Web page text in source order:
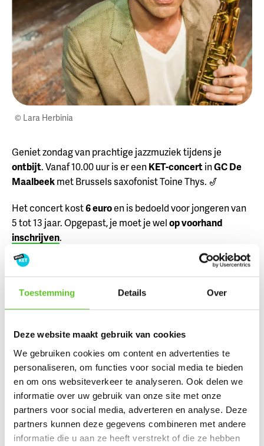
Toestemming Details Over
Deze website maakt gebruik van cookies
We gebruiken cookies om content en advertenties te
personaliseren, om functies voor social media te bieden
en om ons websiteverkeer te analyseren. Ook delen we
informatie over uw gebruik van onze site met onze
partners voor social media, adverteren en analyse. Deze
partners kunnen deze gegevens combineren met andere
informatie die u aan ze heeft verstrekt of die ze hebben
© Lara Herbinia
Geniet zondag van prachtige jazzmuziek tijdens je
ontbijt. Vanaf 10.00 uur is er eenKET-concertinGC De
Maalbeekmet Brussels saxofonist Toine Thys. 🎷
Het concert kost6 euroen is bedoeld voor jongeren van
5 tot 13 jaar. Opgepast, je moet je welop voorhand
inschrijven.
Speelzondag